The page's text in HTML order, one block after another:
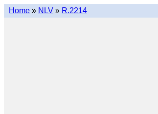
Home » NLV » R.2214